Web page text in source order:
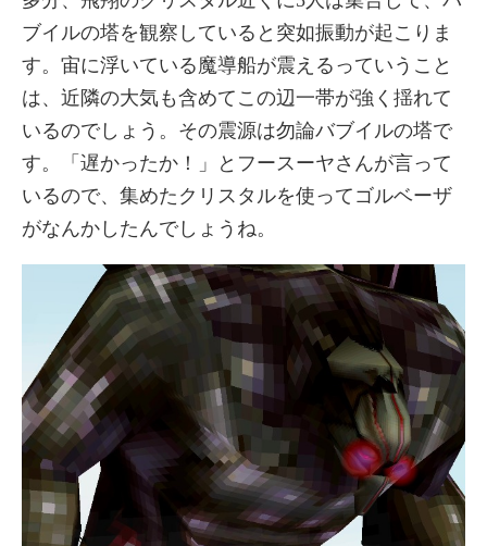
ブイルの塔を観察していると突如振動が起こりま
す。宙に浮いている魔導船が震えるっていうこと
は、近隣の大気も含めてこの辺一帯が強く揺れて
いるのでしょう。その震源は勿論バブイルの塔で
す。「遅かったか！」とフースーヤさんが言って
いるので、集めたクリスタルを使ってゴルベーザ
がなんかしたんでしょうね。